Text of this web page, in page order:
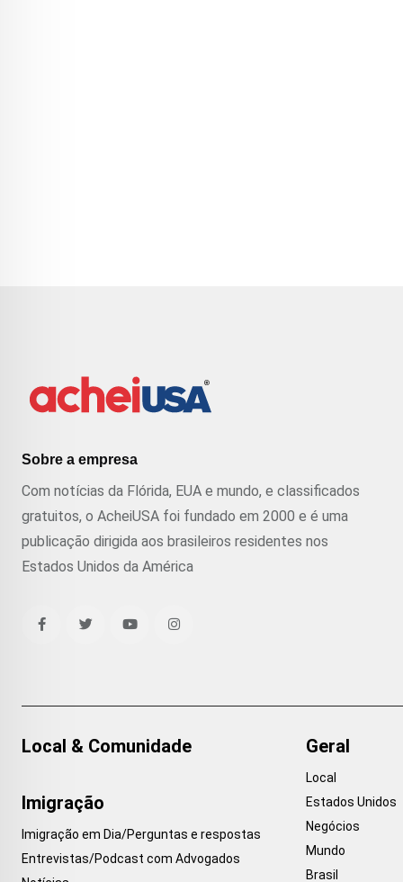
Sobre a empresa
Com notícias da Flórida, EUA e mundo, e classificados
gratuitos, o AcheiUSA foi fundado em 2000 e é uma
publicação dirigida aos brasileiros residentes nos
Estados Unidos da América
Local & Comunidade
Imigração
Imigração em Dia/Perguntas e respostas
Entrevistas/Podcast com Advogados
Geral
Local
Estados Unidos
Negócios
Mundo
Brasil